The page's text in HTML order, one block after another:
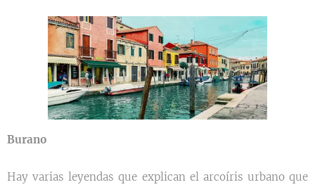
Burano
Hay varias leyendas que explican el arcoíris urbano que